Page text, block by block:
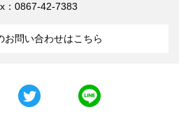
：0867-42-7383
お問い合わせはこちら